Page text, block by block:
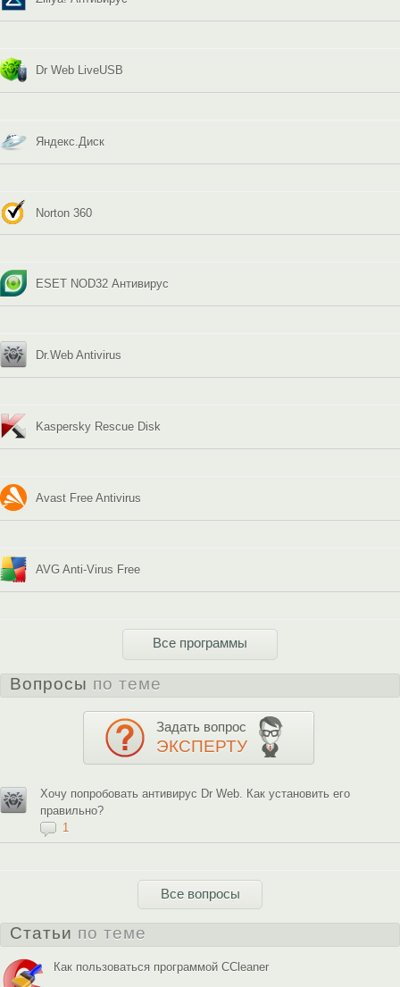
Dr Web LiveUSB
Яндекс.Диск
Norton 360
ESET NOD32 Антивирус
Dr.Web Antivirus
Kaspersky Rescue Disk
Avast Free Antivirus
AVG Anti-Virus Free
Все программы
Вопросы по теме
Задать вопрос
ЭКСПЕРТУ
Хочу попробовать антивирус Dr Web. Как установить его
правильно?
1
Все вопросы
Статьи по теме
Как пользоваться программой CCleaner